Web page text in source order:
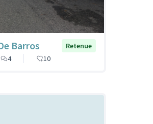
Barros
Retenue
4 10